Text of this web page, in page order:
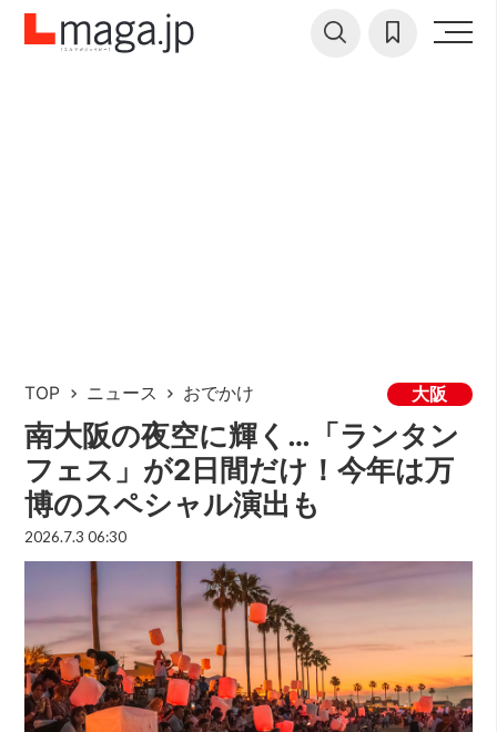
TOP ニュース おでかけ 大阪
南大阪の夜空に輝く…「ランタン
フェス」が2日間だけ！今年は万
博のスペシャル演出も
2026.7.3 06:30